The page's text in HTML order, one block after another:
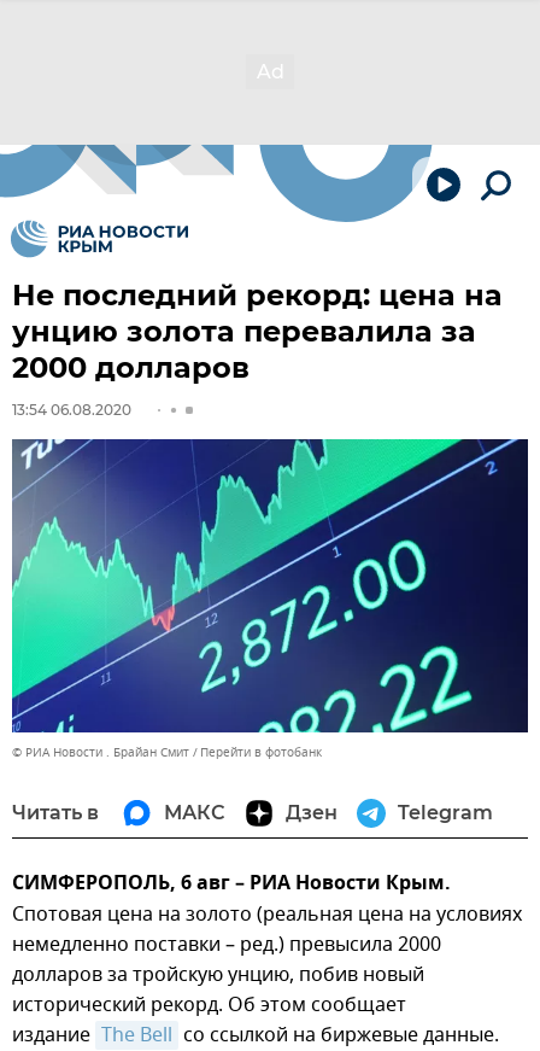
Не последний рекорд: цена на
унцию золота перевалила за
2000 долларов
13:54 06.08.2020
© РИА Новости . Брайан Смит Перейти в фотобанк
Читать в МАКС Дзен Telegram
СИМФЕРОПОЛЬ, 6 авг – РИА Новости Крым.
Спотовая цена на золото (реальная цена на условиях
немедленно поставки – ред.) превысила 2000
долларов за тройскую унцию, побив новый
исторический рекорд. Об этом сообщает
издание The Bell со ссылкой на биржевые данные.